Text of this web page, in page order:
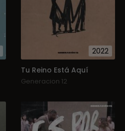
2022
Tu Reino Está Aquí
Generacion 12